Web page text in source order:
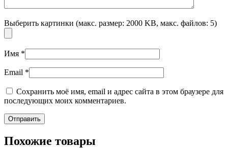
Выберить картинки (макс. размер: 2000 KB, макс. файлов: 5)
Имя *
Email *
Сохранить моё имя, email и адрес сайта в этом браузере для
последующих моих комментариев.
Похожие товары